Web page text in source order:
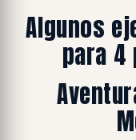
Algunos
para 4